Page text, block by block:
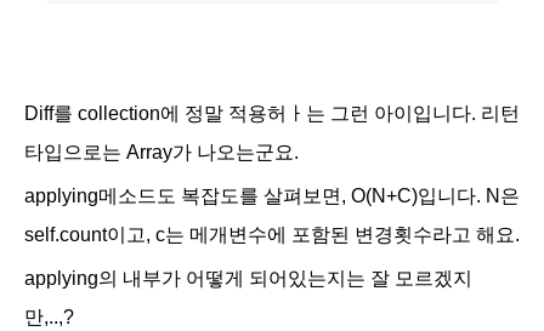
Diff를 collection에 정말 적용허ㅏ는 그런 아이입니다. 리턴
타입으로는 Array가 나오는군요.
applying메소드도 복잡도를 살펴보면, O(N+C)입니다. N은
self.count이고, c는 메개변수에 포함된 변경횟수라고 해요.
applying의 내부가 어떻게 되어있는지는 잘 모르겠지
만,..,?